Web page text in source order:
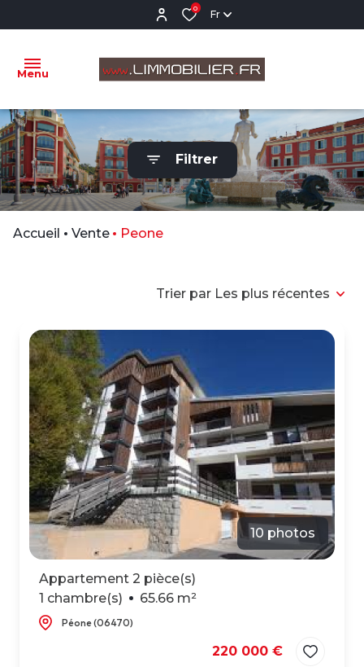
0
Fr
Menu
ACCUEIL
VENTES
LOCATIONS
VENTES
ESTIMATION
CONTACTEZ
NOUS
Filtrer
Accueil Vente Peone
Trier par Les plus récentes
10 photos
Appartement 2 pièce(s)
1 chambre(s)
65.66 m²
Péone (06470)
220 000 €